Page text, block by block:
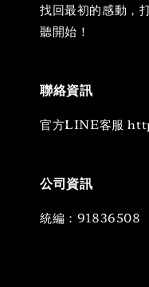
找回最初的感動，
聽開始！
聯絡資訊
官方LINE客服
公司資訊
統編：91836508